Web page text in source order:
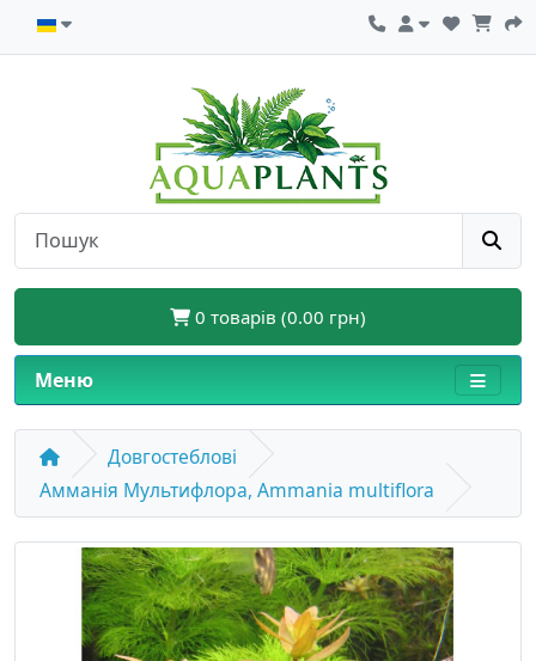
0 товарів (0.00 грн)
Меню
Довгостеблові
Амманія Мультифлора, Ammania multiflora